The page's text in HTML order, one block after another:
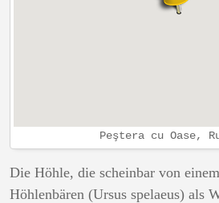
Peştera cu Oase,
Die Höhle, die scheinbar von
Höhlenbären (Ursus spelaeus) als